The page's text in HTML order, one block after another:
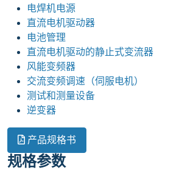
电焊机电源
直流电机驱动器
电池管理
直流电机驱动的静止式变流器
风能变频器
交流变频调速（伺服电机）
测试和测量设备
逆变器
产品规格书
规格参数